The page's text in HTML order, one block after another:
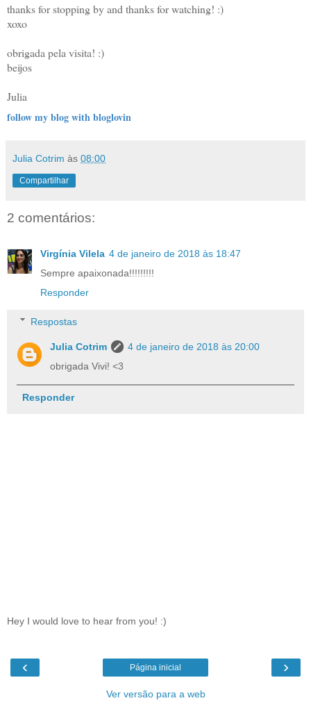
thanks for stopping by and thanks for watching! :)
xoxo
obrigada pela visita! :)
beijos
Julia
follow my blog with bloglovin
Julia Cotrim às 08:00
Compartilhar
2 comentários:
Virgínia Vilela 4 de janeiro de 2018 às 18:47
Sempre apaixonada!!!!!!!!!
Responder
Respostas
Julia Cotrim
4 de janeiro de 2018 às 20:00
obrigada Vivi! <3
Responder
Hey I would love to hear from you! :)
‹ ›
Página inicial
Ver versão para a web